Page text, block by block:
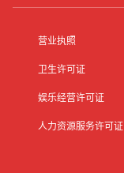
营业执照
卫生许可证
娱乐经营许可证
人力资源服务许可证